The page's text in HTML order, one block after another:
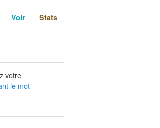
Voir Stats
votre
le mot